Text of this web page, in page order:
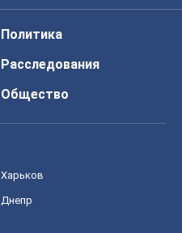
Политика
Расследования
Общество
Харьков
Днепр